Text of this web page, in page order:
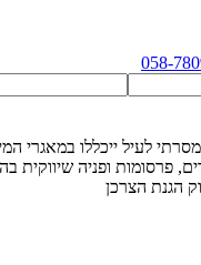
058-
לעיל ייכללו במאגרי
פרסומות ופניה שיווקית
הגנת הצרכן